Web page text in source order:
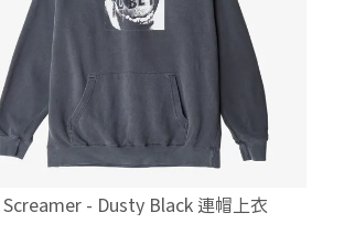
- Dusty Black 連帽上衣